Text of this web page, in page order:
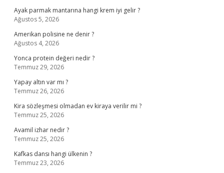
Ayak parmak mantarına hangi krem iyi gelir ?
Ağustos 5, 2026
Amerikan polisine ne denir ?
Ağustos 4, 2026
Yonca protein değeri nedir ?
Temmuz 29, 2026
Yapay altın var mı ?
Temmuz 26, 2026
Kira sözleşmesi olmadan ev kiraya verilir mi ?
Temmuz 25, 2026
Avamil izhar nedir ?
Temmuz 25, 2026
Kafkas dansı hangi ülkenin ?
Temmuz 23, 2026